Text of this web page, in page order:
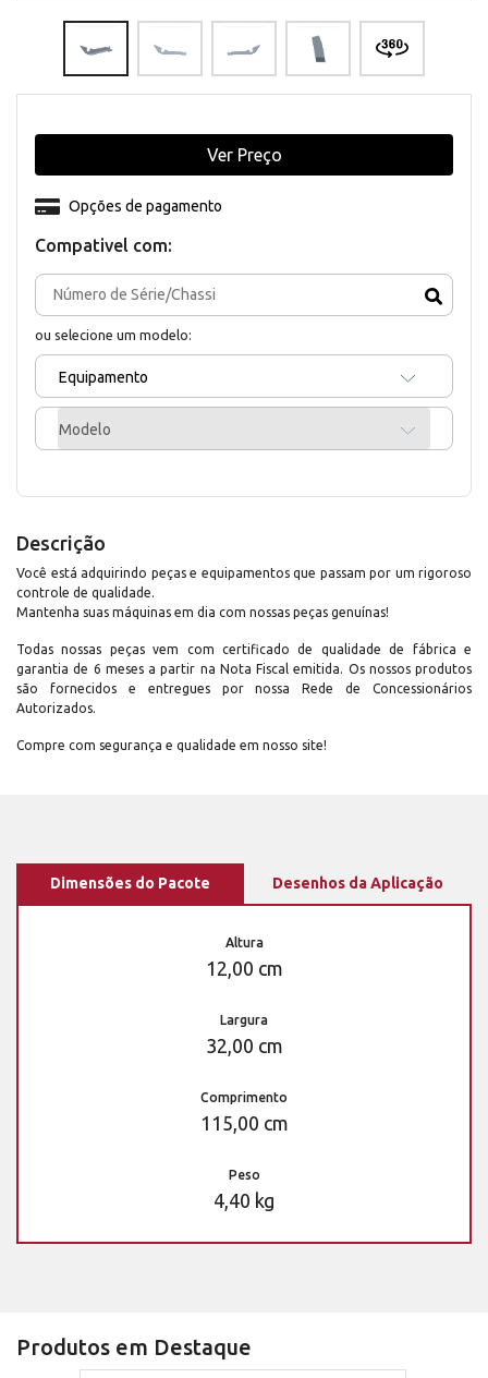
Compativel com:
ou selecione um modelo:
Equipamento
Modelo
Opções de pagamento
Ver Preço
Descrição
Você está adquirindo peças e equipamentos que passam por um rigoroso
controle de qualidade.
Mantenha suas máquinas em dia com nossas peças genuínas!
Todas nossas peças vem com certificado de qualidade de fábrica e
garantia de 6 meses a partir na Nota Fiscal emitida. Os nossos produtos
são fornecidos e entregues por nossa Rede de Concessionários
Autorizados.
Compre com segurança e qualidade em nosso site!
Dimensões do Pacote Desenhos da Aplicação
Altura
12,00 cm
Largura
32,00 cm
Comprimento
115,00 cm
Peso
4,40 kg
Produtos em Destaque